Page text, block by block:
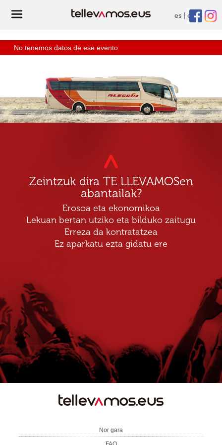
es eu
No tenemos datos de ese evento
Zeintzuk dira TE LLEVAMOSen
abantailak?
Erosoa eta ekonomikoa
Lekuan bertan utziko eta bilduko zaitugu
Erreza da kontratatzea
Ez aparkatu ezta gidatu ere
Nor gara